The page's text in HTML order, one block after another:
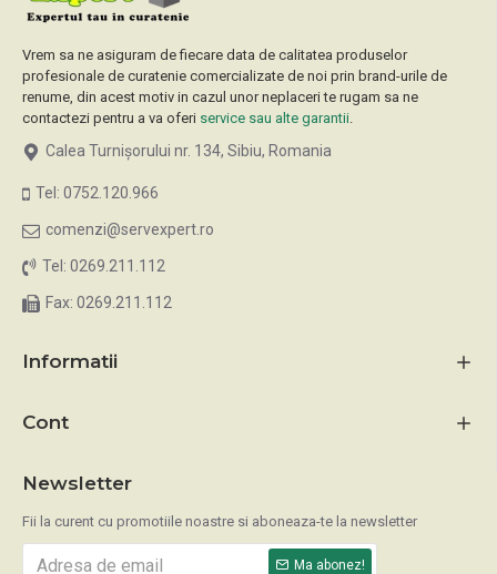
Vrem sa ne asiguram de fiecare data de calitatea produselor
profesionale de curatenie comercializate de noi prin brand-urile de
renume, din acest motiv in cazul unor neplaceri te rugam sa ne
contactezi pentru a va oferi service sau alte garantii.
Calea Turnișorului nr. 134, Sibiu, Romania
Tel: 0752.120.966
comenzi@servexpert.ro
Tel: 0269.211.112
Fax: 0269.211.112
Informatii
Cont
Newsletter
Fii la curent cu promotiile noastre si aboneaza-te la newsletter
Ma abonez!